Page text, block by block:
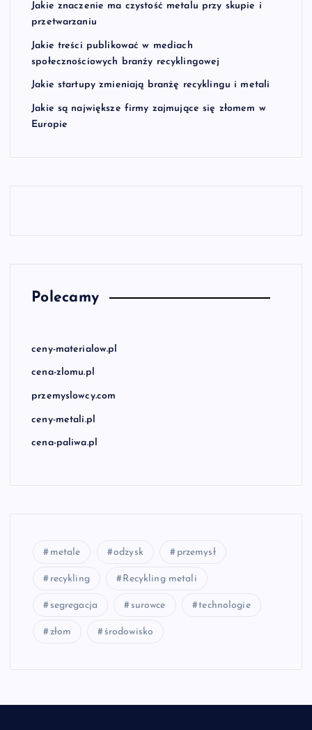
Jakie znaczenie ma czystość metalu przy skupie i
przetwarzaniu
Jakie treści publikować w mediach
społecznościowych branży recyklingowej
Jakie startupy zmieniają branżę recyklingu i metali
Jakie są największe firmy zajmujące się złomem w
Europie
Polecamy
ceny-materialow.pl
cena-zlomu.pl
przemyslowcy.com
ceny-metali.pl
cena-paliwa.pl
metale odzysk przemysł
recykling Recykling metali
segregacja surowce technologie
złom środowisko